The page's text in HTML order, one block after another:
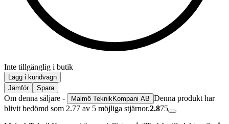
Inte tillgänglig i butik
Lägg i kundvagn
Jämför
Spara
Om denna säljare - Malmö TeknikKompani AB Denna produkt har
blivit bedömd som 2.77 av 5 möjliga stjärnor.2.875